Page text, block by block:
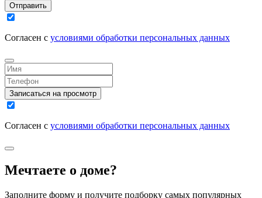
Отправить
Согласен с условиями обработки персональных данных
Записаться на просмотр
Согласен с условиями обработки персональных данных
Мечтаете о доме?
Заполните форму и получите подборку самых популярных